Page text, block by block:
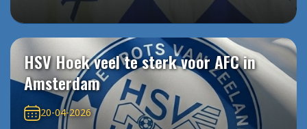
HSV Hoek veel te sterk voor AFC in
Amsterdam
20-04-2026